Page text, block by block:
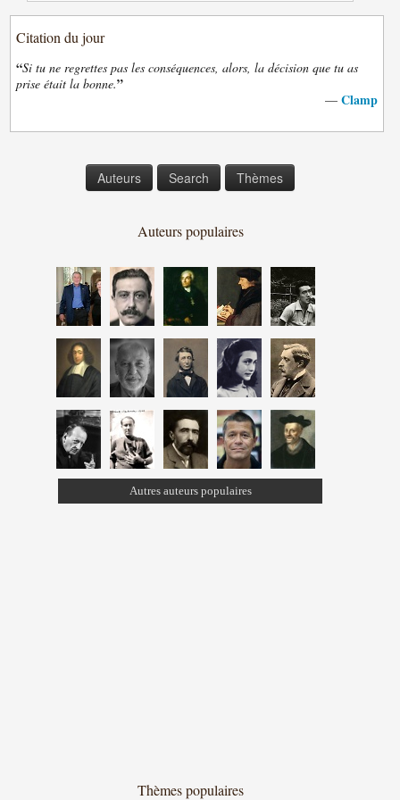
Citation du jour
“Si tu ne regrettes pas les conséquences, alors, la décision que tu as
prise était la bonne.”
— Clamp
Auteurs Search Thèmes
Auteurs populaires
Autres auteurs populaires
Thèmes populaires